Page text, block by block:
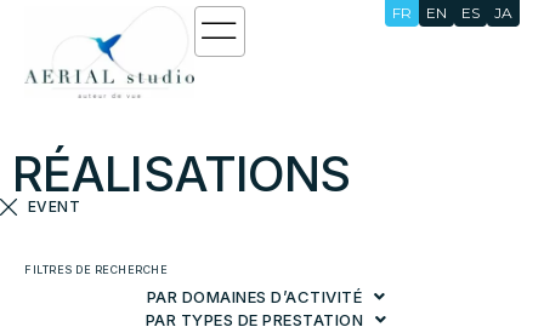
FR EN ES JA
RÉALISATIONS
EVENT
FILTRES DE RECHERCHE
PAR DOMAINES D’ACTIVITÉ
PAR TYPES DE PRESTATION